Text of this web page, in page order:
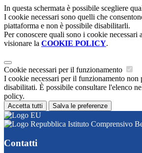
In questa schermata è possibile scegliere
I cookie necessari sono quelli che
piattaforma e non è possibile disabilitarli.
Per conoscere quali sono i cookie necessari
visionare la COOKIE POLICY.
Cookie necessari per il funzionamento
I cookie necessari per il funzionamento non
disabilitati. È possibile consultare l'elenco
policy.
Accetta tutti Salva le preferenze
Istituto Comprensivo
Contatti